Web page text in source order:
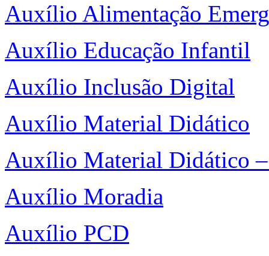
Auxílio Alimentação
Auxílio Educação Infantil
Auxílio Inclusão Digital
Auxílio Material Didático
Auxílio Material Didático –
Auxílio Moradia
Auxílio PCD